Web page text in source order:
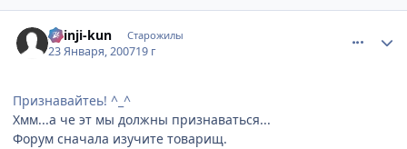
Shinji-kun Старожилы
23 Января, 200719 г
Признавайтеь! ^_^
Хмм...а че эт мы должны признаваться...
Форум сначала изучите товарищ.